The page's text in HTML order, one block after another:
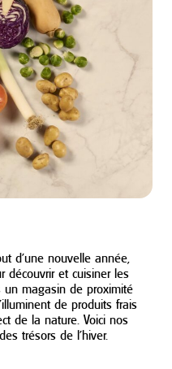
d’une nouvelle année,
découvrir et cuisiner les
magasin de proximité
de produits frais
de la nature. Voici nos
trésors de l’hiver.